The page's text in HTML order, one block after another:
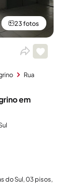
23 fotos
Rua
em
do Sul, 03 pisos,